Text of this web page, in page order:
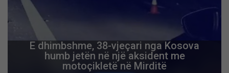
E dhimbshme, 38-vjeçari nga Kosova
humb jetën në një aksident me
motoçikletë në Mirditë